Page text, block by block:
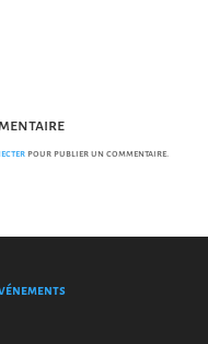
pour publier un commentaire.